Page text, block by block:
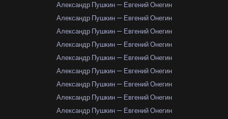
Александр Пушкин — Евгений Онегин
Александр Пушкин — Евгений Онегин
Александр Пушкин — Евгений Онегин
Александр Пушкин — Евгений Онегин
Александр Пушкин — Евгений Онегин
Александр Пушкин — Евгений Онегин
Александр Пушкин — Евгений Онегин
Александр Пушкин — Евгений Онегин
Александр Пушкин — Евгений Онегин